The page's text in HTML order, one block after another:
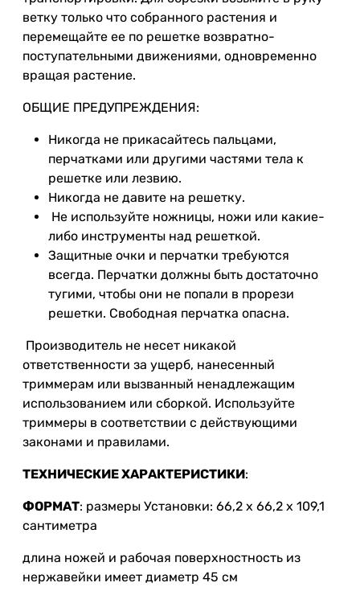
ветку только что собранного растения и
перемещайте ее по решетке возвратно-
поступательными движениями, одновременно
вращая растение.
ОБЩИЕ ПРЕДУПРЕЖДЕНИЯ:
Никогда не прикасайтесь пальцами,
перчатками или другими частями тела к
решетке или лезвию.
Никогда не давите на решетку.
Не используйте ножницы, ножи или какие-
либо инструменты над решеткой.
Защитные очки и перчатки требуются
всегда. Перчатки должны быть достаточно
тугими, чтобы они не попали в прорези
решетки. Свободная перчатка опасна.
Производитель не несет никакой
ответственности за ущерб, нанесенный
триммерам или вызванный ненадлежащим
использованием или сборкой. Используйте
триммеры в соответствии с действующими
законами и правилами.
ТЕХНИЧЕСКИЕ ХАРАКТЕРИСТИКИ:
ФОРМАТ: размеры Установки: 66,2 x 66,2 x 109,1
сантиметра
длина ножей и рабочая поверхностность из
нержавейки имеет диаметр 45 см